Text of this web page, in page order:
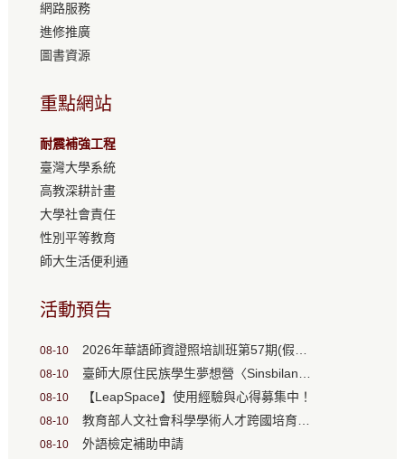
網路服務
進修推廣
圖書資源
重點網站
耐震補強工程
臺灣大學系統
高教深耕計畫
大學社會責任
性別平等教育
師大生活便利通
活動預告
08-10 2026年華語師資證照培訓班第57期(假日班) 受理報名
08-10 臺師大原住民族學生夢想營〈Sinsbilan．傳承〉開放報名
08-10 【LeapSpace】使用經驗與心得募集中！
08-10 教育部人文社會科學學術人才跨國培育計畫甄選(9/20起報名)
08-10 外語檢定補助申請